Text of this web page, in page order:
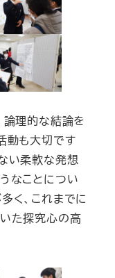
論理的な結論を
動も大切です
い柔軟な発想
なことについ
く、これまでに
た探究心の高